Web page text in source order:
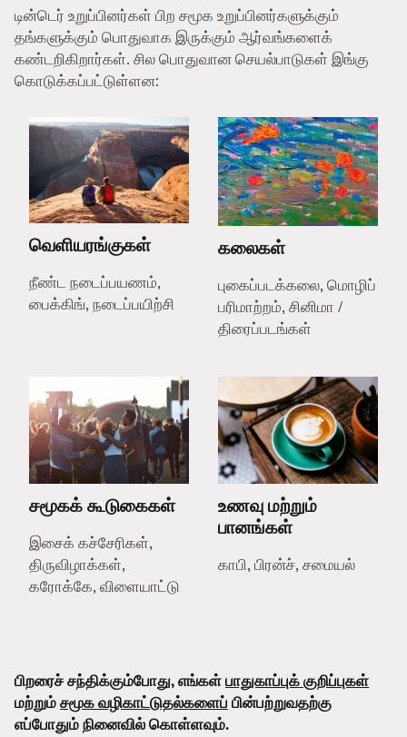
டின்டெர் உறுப்பினர்கள் பிற சமூக உறுப்பினர்களுக்கும்
தங்களுக்கும் பொதுவாக இருக்கும் ஆர்வங்களைக்
கண்டறிகிறார்கள். சில பொதுவான செயல்பாடுகள் இங்கு
கொடுக்கப்பட்டுள்ளன:
வெளியரங்குகள்
நீண்ட நடைப்பயணம்,
பைக்கிங், நடைப்பயிற்சி
கலைகள்
புகைப்படக்கலை, மொழிப்
பரிமாற்றம், சினிமா /
திரைப்படங்கள்
சமூகக் கூடுகைகள்
இசைக் கச்சேரிகள்,
திருவிழாக்கள்,
கரோக்கே, விளையாட்டு
உணவு மற்றும்
பானங்கள்
காபி, பிரன்ச், சமையல்
பிறரைச் சந்திக்கும்போது, எங்கள்பாதுகாப்புக் குறிப்புகள்
மற்றும்சமூக வழிகாட்டுதல்களைப் பின்பற்றுவதற்கு
எப்போதும் நினைவில் கொள்ளவும்.